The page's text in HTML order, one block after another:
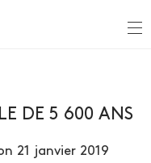
DE 5 600 ANS
21 janvier 2019